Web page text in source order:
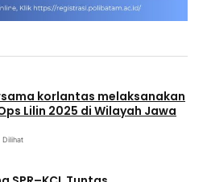
korlantas melaksanakan
Lilin 2025 di Wilayah Jawa
Dilihat